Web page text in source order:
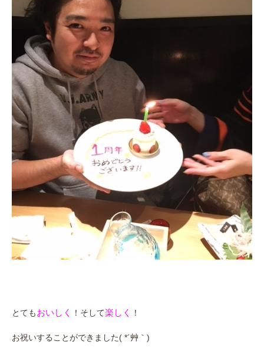
とてもおいしく ！そして楽しく ！
お祝いすることができました( *´艸｀)